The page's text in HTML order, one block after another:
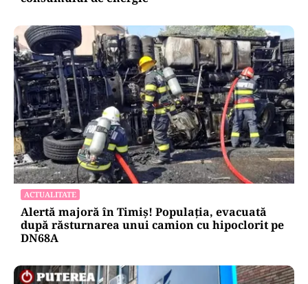
ACTUALITATE
Alertă majoră în Timiș! Populația, evacuată
după răsturnarea unui camion cu hipoclorit pe
DN68A